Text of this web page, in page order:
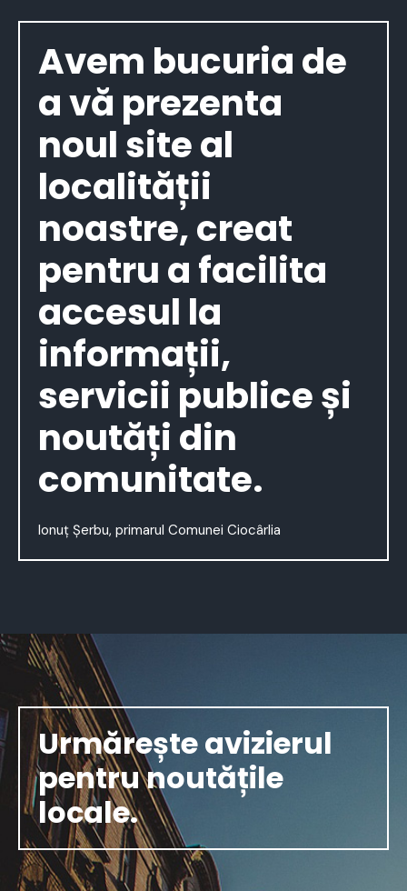
Avem bucuria de
a vă prezenta
noul site al
localității
noastre, creat
pentru a facilita
accesul la
informații,
servicii publice și
noutăți din
comunitate.
Ionuț Șerbu, primarul Comunei Ciocârlia
Urmărește avizierul
pentru noutățile
locale.